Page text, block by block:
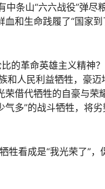
条山“六六战役”弹尽
和生命践履了“国家
革命英雄主义精神？
人民利益牺牲，豪迈
借代牺牲的自豪与荣
多”的战斗牺牲，将
牲看成是“我光荣了”